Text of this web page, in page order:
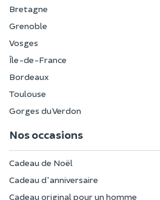
Bretagne
Grenoble
Vosges
Île-de-France
Bordeaux
Toulouse
Gorges du Verdon
Nos occasions
Cadeau de Noël
Cadeau d'anniversaire
Cadeau original pour un homme